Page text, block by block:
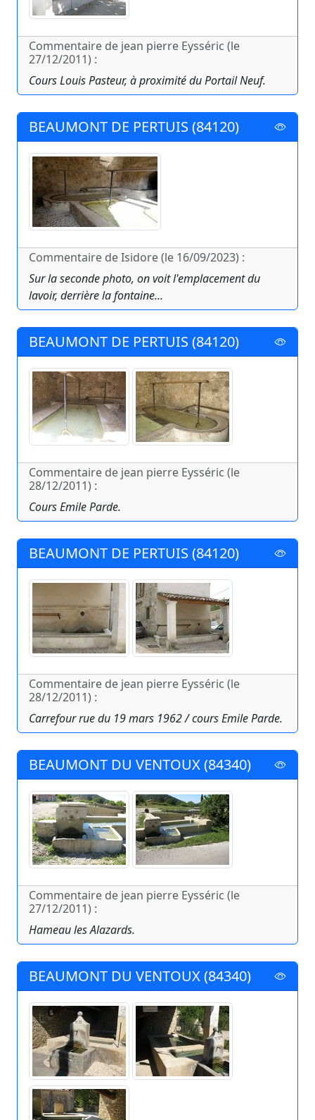
Commentaire de jean pierre Eysséric (le
27/12/2011) :
Cours Louis Pasteur, à proximité du Portail Neuf.
BEAUMONT DE PERTUIS (84120)
Commentaire de Isidore (le 16/09/2023) :
Sur la seconde photo, on voit l'emplacement du
lavoir, derrière la fontaine...
BEAUMONT DE PERTUIS (84120)
Commentaire de jean pierre Eysséric (le
28/12/2011) :
Cours Emile Parde.
BEAUMONT DE PERTUIS (84120)
Commentaire de jean pierre Eysséric (le
28/12/2011) :
Carrefour rue du 19 mars 1962 / cours Emile Parde.
BEAUMONT DU VENTOUX (84340)
Commentaire de jean pierre Eysséric (le
27/12/2011) :
Hameau les Alazards.
BEAUMONT DU VENTOUX (84340)